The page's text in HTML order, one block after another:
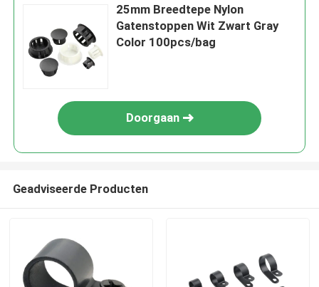
25mm Breedtepe Nylon
Gatenstoppen Wit Zwart Gray
Color 100pcs/bag
Doorgaan
Geadviseerde Producten